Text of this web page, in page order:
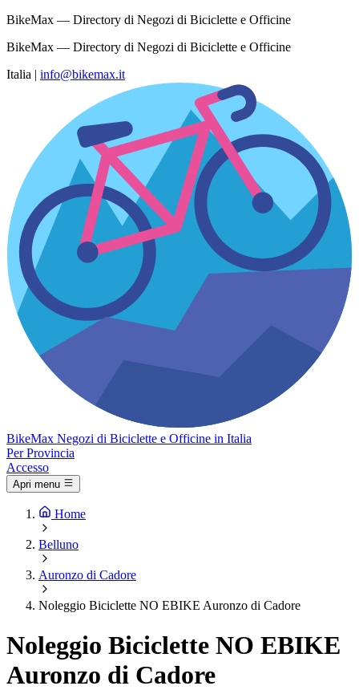
BikeMax — Directory di Negozi di Biciclette e Officine
BikeMax — Directory di Negozi di Biciclette e Officine
Italia | info@bikemax.it
BikeMax Negozi di Biciclette e Officine in Italia
Per Provincia
Accesso
Apri menu
Home
Belluno
Auronzo di Cadore
Noleggio Biciclette NO EBIKE Auronzo di Cadore
Noleggio Biciclette NO EBIKE
Auronzo di Cadore